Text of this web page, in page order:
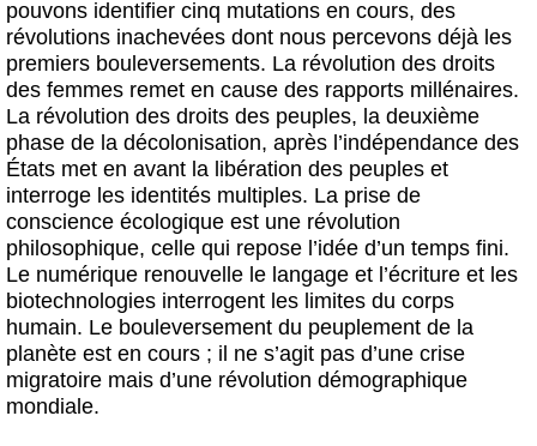
pouvons identifier cinq mutations en cours, des
révolutions inachevées dont nous percevons déjà les
premiers bouleversements. La révolution des droits
des femmes remet en cause des rapports millénaires.
La révolution des droits des peuples, la deuxième
phase de la décolonisation, après l’indépendance des
États met en avant la libération des peuples et
interroge les identités multiples. La prise de
conscience écologique est une révolution
philosophique, celle qui repose l’idée d’un temps fini.
Le numérique renouvelle le langage et l’écriture et les
biotechnologies interrogent les limites du corps
humain. Le bouleversement du peuplement de la
planète est en cours ; il ne s’agit pas d’une crise
migratoire mais d’une révolution démographique
mondiale.